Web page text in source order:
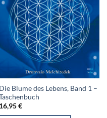
Die Blume des Lebens, Band 1 –
16,95€